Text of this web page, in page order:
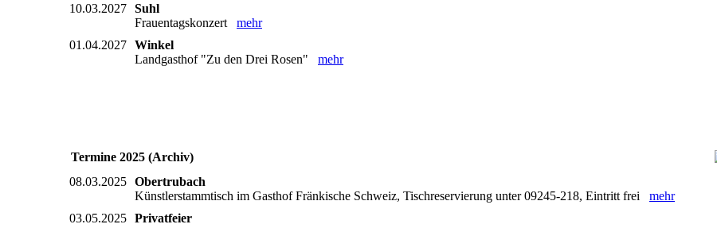
10.03.2027 Suhl
Frauentagskonzert mehr
01.04.2027 Winkel
Landgasthof "Zu den Drei Rosen" mehr
Termine 2025 (Archiv)
08.03.2025 Obertrubach
Künstlerstammtisch im Gasthof Fränkische Schweiz, Tischreservierung unter 09245-218, Eintritt frei mehr
03.05.2025 Privatfeier